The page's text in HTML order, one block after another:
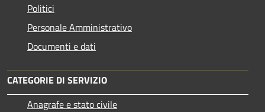
Politici
Personale Amministrativo
Documenti e dati
CATEGORIE DI SERVIZIO
Anagrafe e stato civile